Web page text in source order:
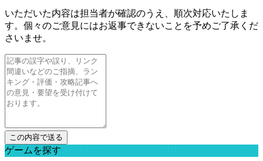
いただいた内容は担当者が確認のうえ、順次対応いたしま
す。個々のご意見にはお返事できないことを予めご了承くだ
さいませ。
ゲームを探す